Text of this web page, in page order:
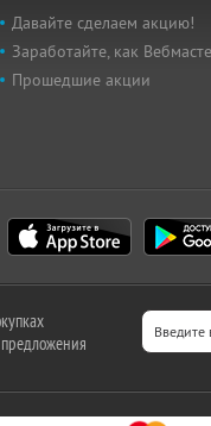
Давайте сделаем акцию!
Заработайте, как
Прошедшие акции